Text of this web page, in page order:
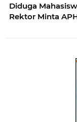
Diduga
Rektor Minta